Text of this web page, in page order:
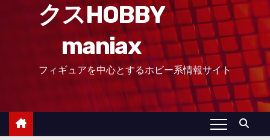
クスHOBBY
maniax
フィギュアを中心とするホビー系情報サイト